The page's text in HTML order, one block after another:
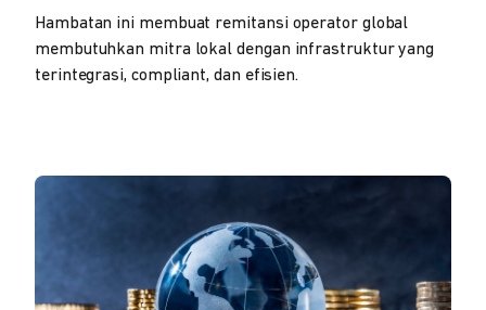
Hambatan ini membuat remitansi operator global
membutuhkan mitra lokal dengan infrastruktur yang
terintegrasi, compliant, dan efisien.